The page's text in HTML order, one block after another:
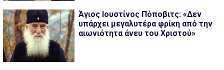
Άγιος Ιουστίνος Πόποβιτς: «Δεν
υπάρχει μεγαλυτέρα φρίκη από την
αιωνιότητα άνευ του Χριστού»